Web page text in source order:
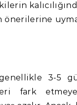
3-5
fark etmeye